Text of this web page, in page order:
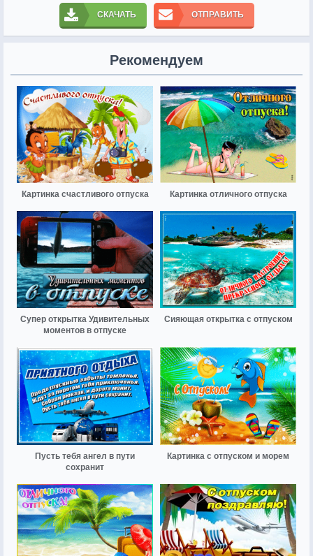
СКАЧАТЬ ОТПРАВИТЬ
Рекомендуем
Картинка счастливого отпуска Картинка отличного отпуска
Супер открытка Удивительных
моментов в отпуске
Сияющая открытка с отпуском
Пусть тебя ангел в пути
сохранит
Картинка с отпуском и морем